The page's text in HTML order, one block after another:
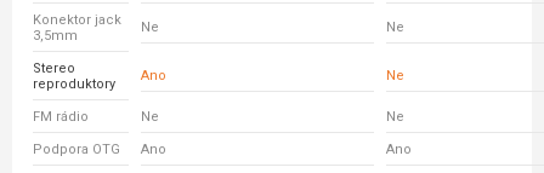
Konektor jack
3,5mm
Ne Ne
Stereo
reproduktory
Ano Ne
FM rádio Ne Ne
Podpora OTG Ano Ano